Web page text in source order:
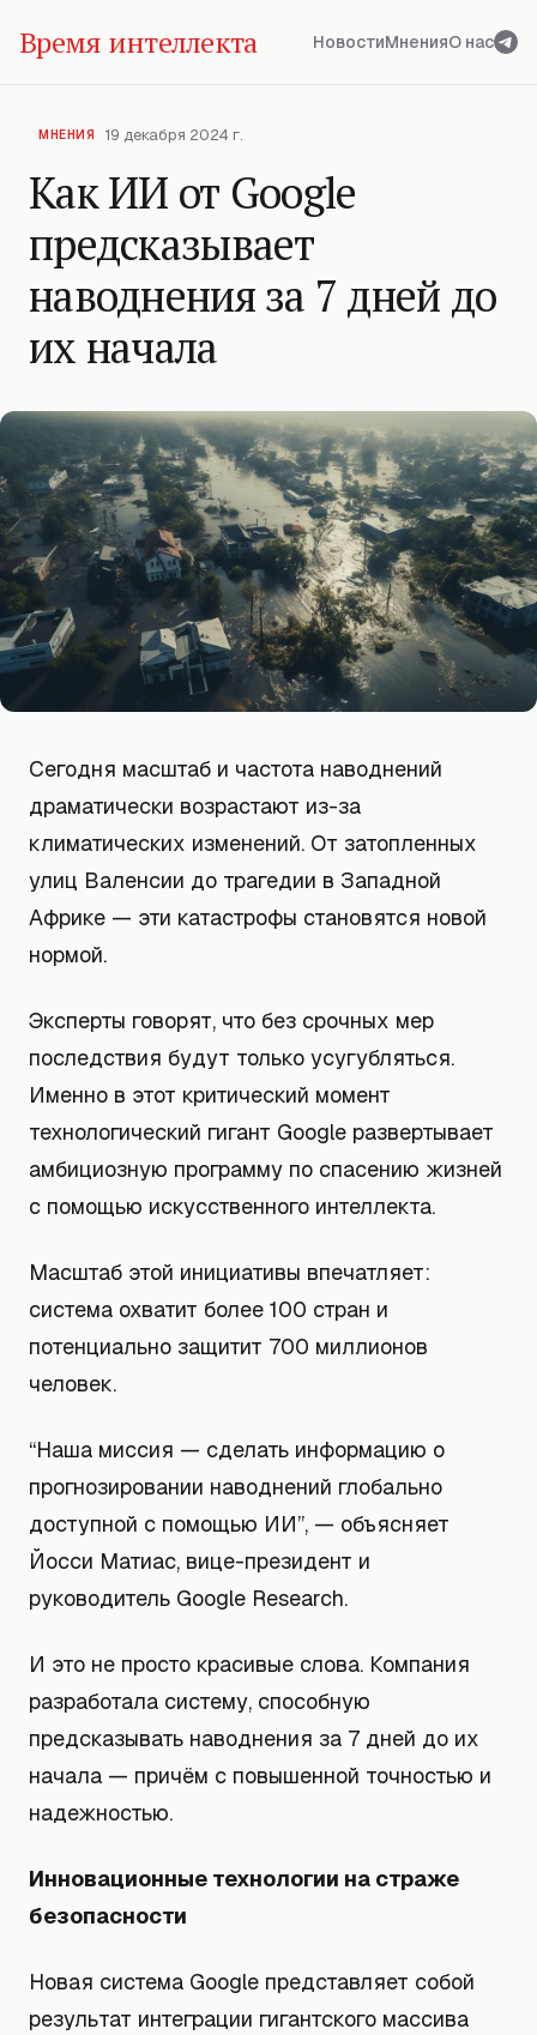
Время интеллекта НовостиМненияО нас
МНЕНИЯ 19 декабря 2024 г.
Как ИИ от Google
предсказывает
наводнения за 7 дней до
их начала
Сегодня масштаб и частота наводнений
драматически возрастают из-за
климатических изменений. От затопленных
улиц Валенсии до трагедии в Западной
Африке — эти катастрофы становятся новой
нормой.
Эксперты говорят, что без срочных мер
последствия будут только усугубляться.
Именно в этот критический момент
технологический гигант Google развертывает
амбициозную программу по спасению жизней
с помощью искусственного интеллекта.
Масштаб этой инициативы впечатляет:
система охватит более 100 стран и
потенциально защитит 700 миллионов
человек.
“Наша миссия — сделать информацию о
прогнозировании наводнений глобально
доступной с помощью ИИ”, — объясняет
Йосси Матиас, вице-президент и
руководитель Google Research.
И это не просто красивые слова. Компания
разработала систему, способную
предсказывать наводнения за 7 дней до их
начала — причём с повышенной точностью и
надежностью.
Инновационные технологии на страже
безопасности
Новая система Google представляет собой
результат интеграции гигантского массива